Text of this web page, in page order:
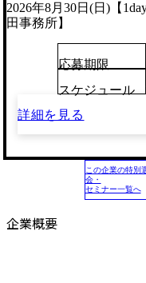
2026年8月30日(日)【
田事務所】
応募期限
スケジュール
詳細を見る
この企業の特別
会・
セミナー一覧へ
企業概要